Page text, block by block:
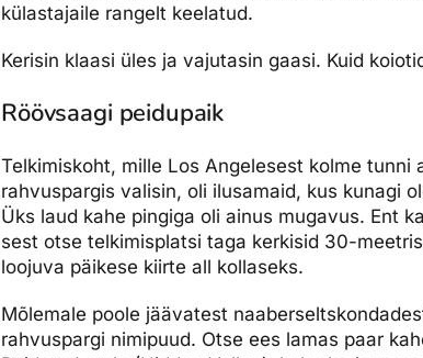
külastajaile rangelt keelatud.
Kerisin klaasi üles ja vajutasin gaasi. Kuid
Röövsaagi peidupaik
Telkimiskoht, mille Los Angelesest kolme
rahvuspargis valisin, oli ilusamaid, kus kunagi
Üks laud kahe pingiga oli ainus mugavus. Ent
sest otse telkimisplatsi taga kerkisid 30-
loojuva päikese kiirte all kollaseks.
Mõlemale poole jäävatest
rahvuspargi nimipuud. Otse ees lamas paar